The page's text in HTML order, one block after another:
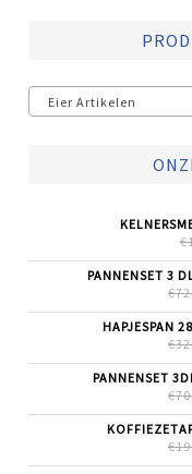
Eier Artikelen
€
PANNENSET 3
€
HAPJESPAN
€
PANNENSET
€
€